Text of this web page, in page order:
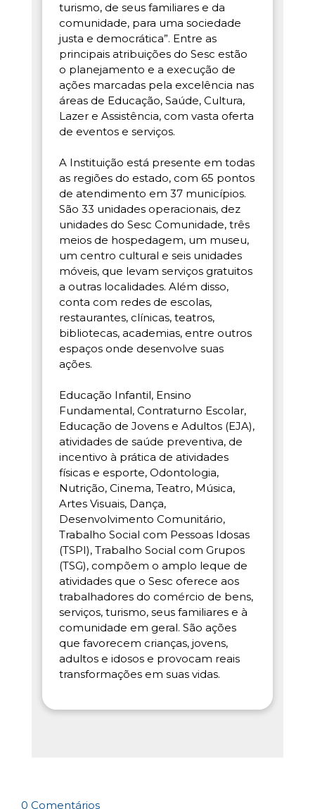
turismo, de seus familiares e da
comunidade, para uma sociedade
justa e democrática”. Entre as
principais atribuições do Sesc estão
o planejamento e a execução de
ações marcadas pela excelência nas
áreas de Educação, Saúde, Cultura,
Lazer e Assistência, com vasta oferta
de eventos e serviços.
A Instituição está presente em todas
as regiões do estado, com 65 pontos
de atendimento em 37 municípios.
São 33 unidades operacionais, dez
unidades do Sesc Comunidade, três
meios de hospedagem, um museu,
um centro cultural e seis unidades
móveis, que levam serviços gratuitos
a outras localidades. Além disso,
conta com redes de escolas,
restaurantes, clínicas, teatros,
bibliotecas, academias, entre outros
espaços onde desenvolve suas
ações.
Educação Infantil, Ensino
Fundamental, Contraturno Escolar,
Educação de Jovens e Adultos (EJA),
atividades de saúde preventiva, de
incentivo à prática de atividades
físicas e esporte, Odontologia,
Nutrição, Cinema, Teatro, Música,
Artes Visuais, Dança,
Desenvolvimento Comunitário,
Trabalho Social com Pessoas Idosas
(TSPI), Trabalho Social com Grupos
(TSG), compõem o amplo leque de
atividades que o Sesc oferece aos
trabalhadores do comércio de bens,
serviços, turismo, seus familiares e à
comunidade em geral. São ações
que favorecem crianças, jovens,
adultos e idosos e provocam reais
transformações em suas vidas.
0 Comentários